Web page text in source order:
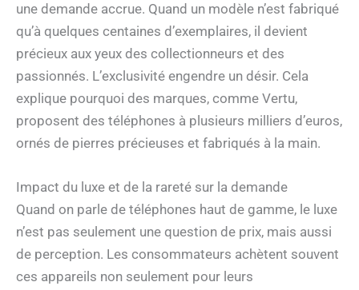
une demande accrue. Quand un modèle n’est fabriqué
qu’à quelques centaines d’exemplaires, il devient
précieux aux yeux des collectionneurs et des
passionnés. L’exclusivité engendre un désir. Cela
explique pourquoi des marques, comme Vertu,
proposent des téléphones à plusieurs milliers d’euros,
ornés de pierres précieuses et fabriqués à la main.
Impact du luxe et de la rareté sur la demande
Quand on parle de téléphones haut de gamme, le luxe
n’est pas seulement une question de prix, mais aussi
de perception. Les consommateurs achètent souvent
ces appareils non seulement pour leurs